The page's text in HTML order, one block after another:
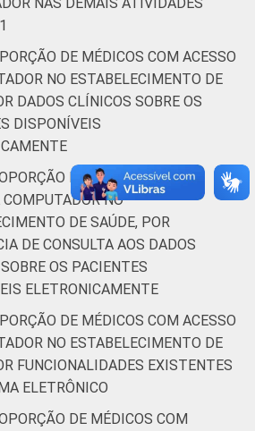
DE MÉDICOS COM ACESSO
NO ESTABELECIMENTO DE
DADOS CLÍNICOS SOBRE OS
DISPONÍVEIS
DE MÉDICOS COM
COMPUTADOR NO
DE SAÚDE, POR
DE CONSULTA AOS DADOS
OS PACIENTES
ELETRONICAMENTE
DE MÉDICOS COM ACESSO
NO ESTABELECIMENTO DE
FUNCIONALIDADES EXISTENTES
ELETRÔNICO
DE MÉDICOS COM